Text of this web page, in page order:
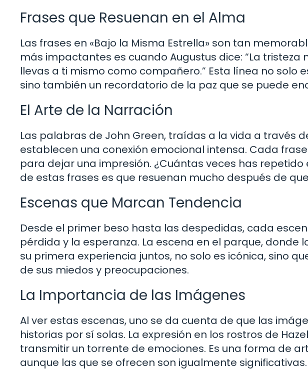
Frases que Resuenan en el Alma
Las frases en «Bajo la Misma Estrella» son tan
más impactantes es cuando Augustus dice: “La
llevas a ti mismo como compañero.” Esta línea no solo
sino también un recordatorio de la paz que se puede
El Arte de la Narración
Las palabras de John Green, traídas a la vida a través
establecen una conexión emocional intensa. Cada
para dejar una impresión. ¿Cuántas veces has repetido
de estas frases es que resuenan mucho después de
Escenas que Marcan Tendencia
Desde el primer beso hasta las despedidas, cada
pérdida y la esperanza. La escena en el parque,
su primera experiencia juntos, no solo es icónica, sino
de sus miedos y preocupaciones.
La Importancia de las Imágenes
Al ver estas escenas, uno se da cuenta de que las
historias por sí solas. La expresión en los rostros de
transmitir un torrente de emociones. Es una forma de
aunque las que se ofrecen son igualmente significativas.